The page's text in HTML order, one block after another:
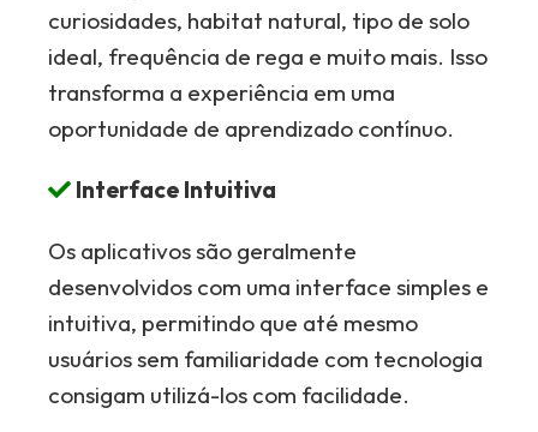
curiosidades, habitat natural, tipo de solo
ideal, frequência de rega e muito mais. Isso
transforma a experiência em uma
oportunidade de aprendizado contínuo.
Interface Intuitiva
Os aplicativos são geralmente
desenvolvidos com uma interface simples e
intuitiva, permitindo que até mesmo
usuários sem familiaridade com tecnologia
consigam utilizá-los com facilidade.